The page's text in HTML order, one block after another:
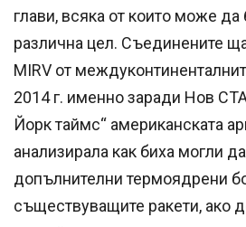
глави, всяка от които може
различна цел. Съединените
MIRV от
2014 г. именно заради Нов
Йорк таймс“ американската
анализирала как биха могли
допълнителни термоядрени
съществуващите ракети, ако